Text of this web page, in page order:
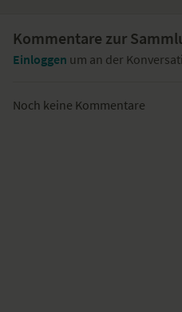
Kommentare zur
Einloggen um an der
Noch keine Kommentare